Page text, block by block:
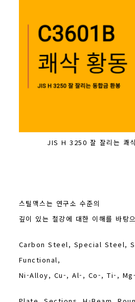
JIS H 3250 잘 잘리는 쾌
스틸맥스는 연구소 수준의
깊이 있는 철강에 대한 이해를 바탕
Carbon Steel, Special Steel,
Functional,
Ni-Alloy, Cu-, Al-, Co-, Ti-,